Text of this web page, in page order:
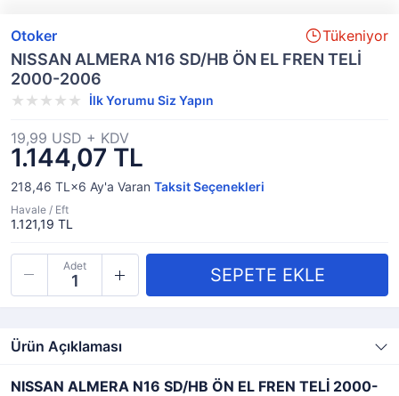
Otoker Tükeniyor
NISSAN ALMERA N16 SD/HB ÖN EL FREN TELİ
2000-2006
İlk Yorumu Siz Yapın
1.144,07 TL
19,99 USD + KDV
218,46 TL×6 Ay'a Varan Taksit Seçenekleri
Havale / Eft
1.121,19 TL
Adet
Ürün Açıklaması
NISSAN ALMERA N16 SD/HB ÖN EL FREN TELİ 2000-